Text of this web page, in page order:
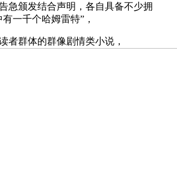
急颁发结合声明，各自具备不少拥
一千个哈姆雷特”，
群体的群像剧情类小说，